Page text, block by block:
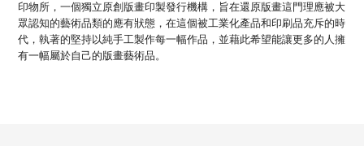
印物所，一個獨立原創版畫印製發行機構，旨在還原版畫這門理應被大
眾認知的藝術品類的應有狀態，在這個被工業化產品和印刷品充斥的時
代，執著的堅持以純手工製作每一幅作品，並藉此希望能讓更多的人擁
有一幅屬於自己的版畫藝術品。